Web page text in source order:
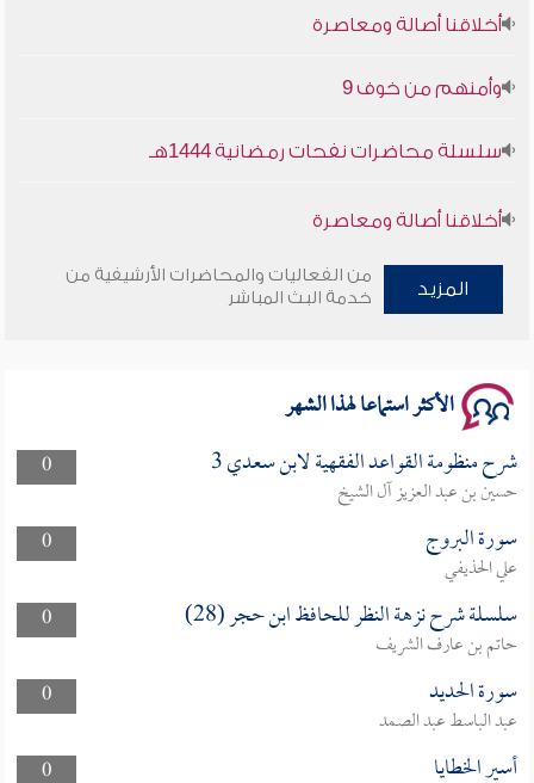
أخلاقنا أصالة ومعاصرة
وأمنهم من خوف 9
سلسلة محاضرات نفحات رمضانية 1444هـ
أخلاقنا أصالة ومعاصرة
وأمنهم من خوف 9
المزيد
من الفعاليات والمحاضرات الأرشيفية من
خدمة البث المباشر
الأكثر استماعا لهذا الشهر
0 شرح منظومة القواعد الفقهية لابن سعدي 3
حسين بن عبد العزيز آل الشيخ
0
سورة البروج
علي الحذيفي
0
سلسلة شرح نزهة النظر للحافظ ابن حجر (28)
حاتم بن عارف الشريف
0
سورة الحديد
عبد الباسط عبد الصمد
0
أسير الخطايا